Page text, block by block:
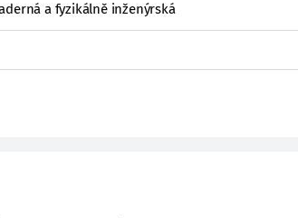
a fyzikálně inženýrská